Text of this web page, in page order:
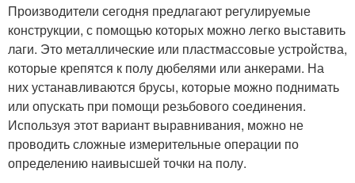
Производители сегодня предлагают регулируемые
конструкции, с помощью которых можно легко выставить
лаги. Это металлические или пластмассовые устройства,
которые крепятся к полу дюбелями или анкерами. На
них устанавливаются брусы, которые можно поднимать
или опускать при помощи резьбового соединения.
Используя этот вариант выравнивания, можно не
проводить сложные измерительные операции по
определению наивысшей точки на полу.